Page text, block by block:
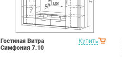
Купить
Гостиная Витра
Симфония 7.10